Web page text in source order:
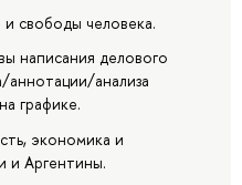
и свободы человека.
написания делового
аннотации/анализа
графике.
экономика и
и Аргентины.